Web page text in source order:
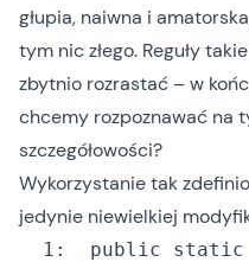
głupia, naiwna i
tym nic złego. Reguły
zbytnio rozrastać – w
chcemy rozpoznawać na
szczegółowości?
Wykorzystanie tak
jedynie niewielkiej
  1:
public static